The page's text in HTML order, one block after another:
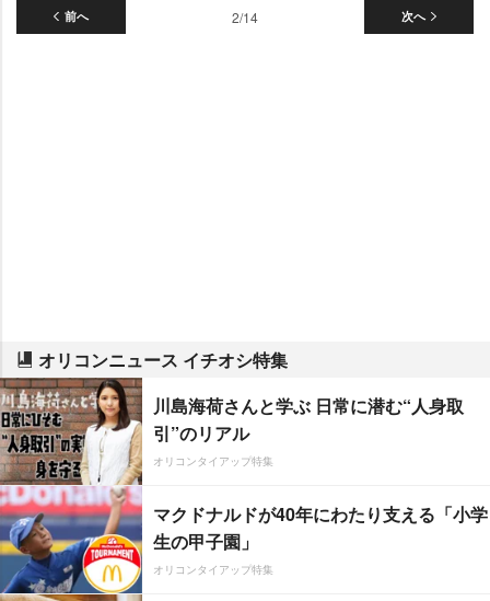
前へ 次へ
2/14
オリコンニュース イチオシ特集
川島海荷さんと学ぶ 日常に潜む“人身取
引”のリアル
オリコンタイアップ特集
マクドナルドが40年にわたり支える「小学
生の甲子園」
オリコンタイアップ特集